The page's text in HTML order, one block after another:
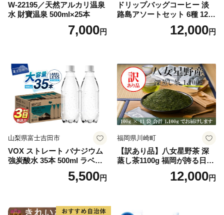
W-22195／天然アルカリ温泉
水 財寶温泉 500ml×25本
7,000円
ドリップバッグコーヒー 淡
路島アソートセット 6種 120
袋 飲み比べ コーヒー
12,000円
山梨県富士吉田市
VOX ストレート バナジウム
強炭酸水 35本 500ml ラベル
レス【富士吉田市限定カート
5,500円
福岡県川崎町
【訳あり品】八女星野茶 深
蒸し茶1100g 福岡が誇る日本
茶_ 訳アリ 常温 お茶 茶袋 常
備品 おちゃ ocha 茶葉 緑茶
12,000円